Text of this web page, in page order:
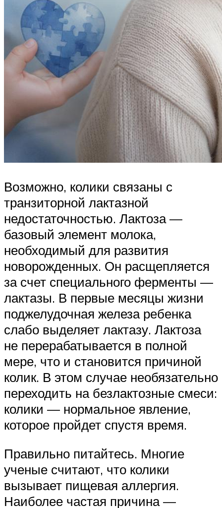
Возможно, колики связаны с
транзиторной лактазной
недостаточностью. Лактоза —
базовый элемент молока,
необходимый для развития
новорожденных. Он расщепляется
за счет специального ферменты —
лактазы. В первые месяцы жизни
поджелудочная железа ребенка
слабо выделяет лактазу. Лактоза
не перерабатывается в полной
мере, что и становится причиной
колик. В этом случае необязательно
переходить на безлактозные смеси:
колики — нормальное явление,
которое пройдет спустя время.
Правильно питайтесь. Многие
ученые считают, что колики
вызывает пищевая аллергия.
Наиболее частая причина —